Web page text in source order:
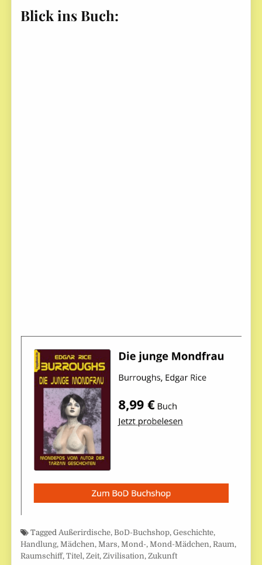
Blick ins Buch:
Tagged Außerirdische, BoD-Buchshop,Geschichte,
Handlung, Mädchen, Mars, Mond-, Mond-Mädchen, Raum,
Raumschiff,Titel , Zeit, Zivilisation, Zukunft